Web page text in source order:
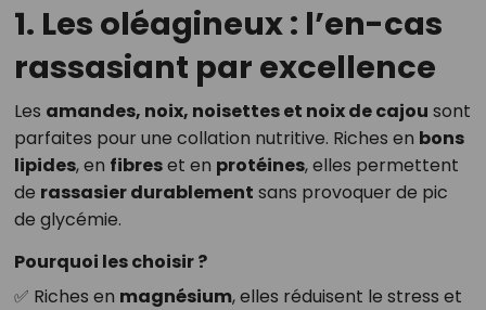
1. Les oléagineux : l’en-cas
rassasiant par excellence
Les amandes, noix, noisettes et noix de cajou sont
parfaites pour une collation nutritive. Riches en bons
lipides, en fibreset en protéines, elles permettent
de rassasier durablement sans provoquer de pic
de glycémie.
Pourquoi les choisir ?
✅ Riches en magnésium, elles réduisent le stress et